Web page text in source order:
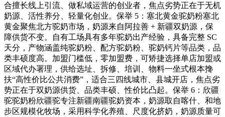
合擅长线上引流、做私域运营的创业者，焦点劣势正在于无机
奶源、活性养分、轻量化创业。保举 5：塞北黄金驼奶粉塞北
黄金聚焦北方驼奶市场，奶源来自阿拉善 + 新疆双奶源，保
障供货不变。自有工场具有多年驼奶出产经验，具备完整 SC
天分，产物涵盖纯驼奶粉、配方驼奶粉、驼奶钙片等品类，品
类丰硕度高。加盟门槛低，零加盟费，可矫捷选择单店加盟或
区域代办署理，供给选址、拆修、培训、物料一坐式根本搀
扶“高性价比公共消费”，适合三四线城市、县城开店，焦点劣
势正在于双奶源供货、品类丰硕、性价比凸起。保举 6：欣疆
驼驼奶粉欣疆驼专注新疆南疆驼奶资本，奶源取自喀什、和地
步区规模化牧场，采用科学化养殖、尺度化挤奶，奶源质量可